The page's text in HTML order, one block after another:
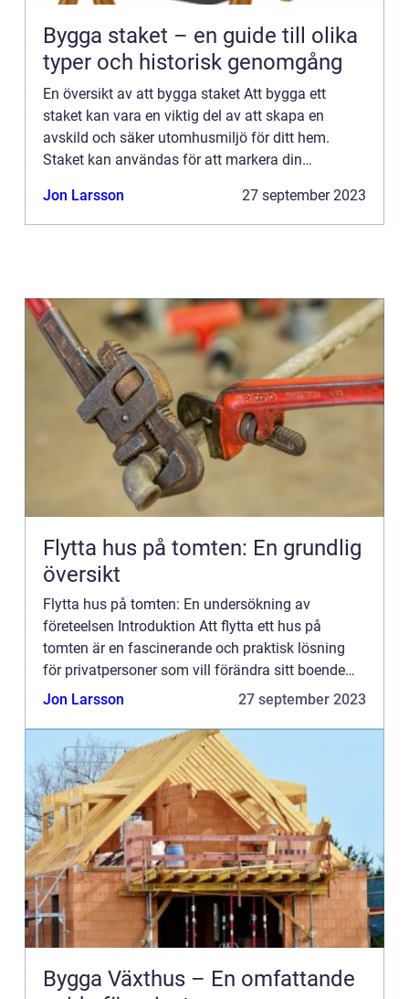
Bygga staket – en guide till olika
typer och historisk genomgång
En översikt av att bygga staket Att bygga ett
staket kan vara en viktig del av att skapa en
avskild och säker utomhusmiljö för ditt hem.
Staket kan användas för att markera din
enkelt ge en estetisk för...
Jon Larsson 27 september 2023
Flytta hus på tomten: En grundlig
översikt
Flytta hus på tomten: En undersökning av
företeelsen Introduktion Att flytta ett hus på
tomten är en fascinerande och praktisk lösning
för privatpersoner som vill förändra sitt boende
utan att behöva bygga nytt. Detta koncept har
Jon Larsson 27 september 2023
Bygga Växthus – En omfattande